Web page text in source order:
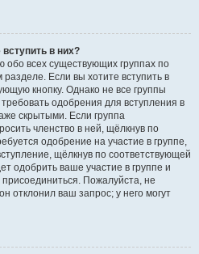
в них?
всех существующих группах по
Если вы хотите вступить в
кнопку. Однако не все группы
одобрения для вступления в
скрытыми. Если группа
членство в ней, щёлкнув по
одобрение на участие в группе,
щёлкнув по соответствующей
одобрить ваше участие в группе и
Пожалуйста, не
отклонил ваш запрос; у него могут